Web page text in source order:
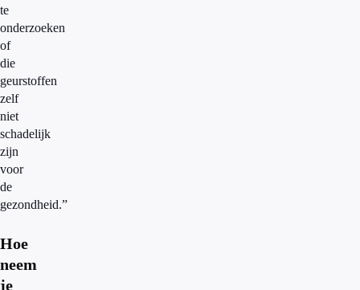
te
onderzoeken
of
die
geurstoffen
zelf
niet
schadelijk
zijn
voor
de
gezondheid.”
Hoe
neem
je